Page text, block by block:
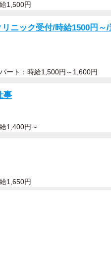
見て、祭神・菅原道真の神
。１センチ以下の粒が見つ
亀岡名産の砥石の手触りを
1,500円
ニック受付/時給1500円～
ート：時給1,500円～1,600円
事
1,400円～
1,650円